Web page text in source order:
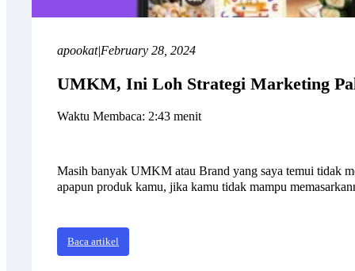
apookat|February 28, 2024
UMKM, Ini Loh Strategi Marketing
Waktu Membaca: 2:43 menit
Masih banyak UMKM atau Brand yang saya temui tidak
apapun produk kamu, jika kamu tidak mampu
Baca artikel